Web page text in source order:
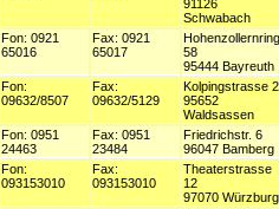
91126
Schwabach
Fon: 0921
65016
Fax: 0921
65017
Hohenzollernring
58
95444 Bayreuth
Fon:
09632/8507
Fax:
09632/5129
Kolpingstrasse 2
95652
Waldsassen
Fon: 0951
24463
Fax: 0951
23484
Friedrichstr. 6
96047 Bamberg
Fon:
093153010
Fax:
093153010
Theaterstrasse
12
97070 Würzburg